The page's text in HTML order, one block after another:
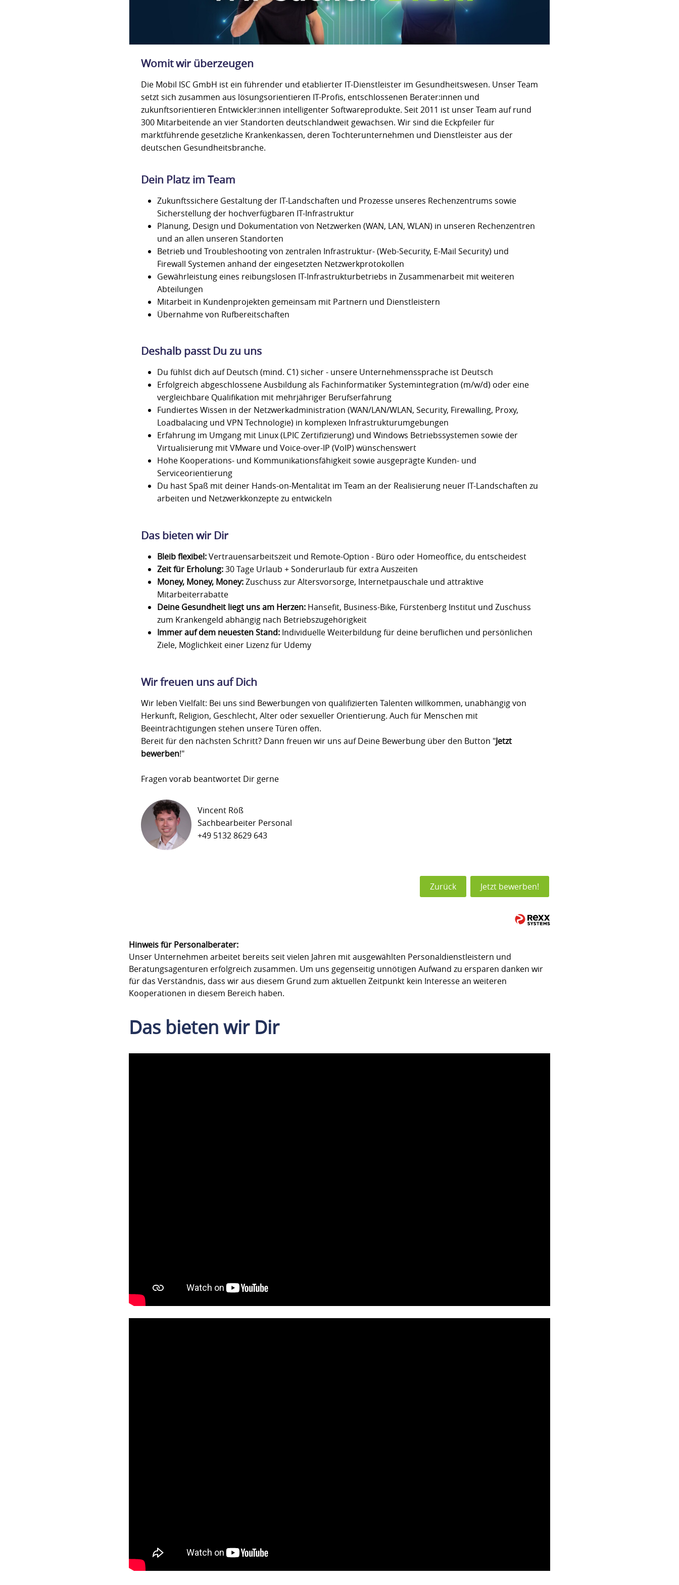
Womit wir überzeugen
Die Mobil ISC GmbH ist ein führender und etablierter IT-Dienstleister im Gesundheitswesen. Unser Team
setzt sich zusammen aus lösungsorientieren IT-Profis, entschlossenen Berater:innen und
zukunftsorientieren Entwickler:innen intelligenter Softwareprodukte. Seit 2011 ist unser Team auf rund
300 Mitarbeitende an vier Standorten deutschlandweit gewachsen. Wir sind die Eckpfeiler für
marktführende gesetzliche Krankenkassen, deren Tochterunternehmen und Dienstleister aus der
deutschen Gesundheitsbranche.
Dein Platz im Team
Zukunftssichere Gestaltung der IT-Landschaften und Prozesse unseres Rechenzentrums sowie
Sicherstellung der hochverfügbaren IT-Infrastruktur
Planung, Design und Dokumentation von Netzwerken (WAN, LAN, WLAN) in unseren Rechenzentren
und an allen unseren Standorten
Betrieb und Troubleshooting von zentralen Infrastruktur- (Web-Security, E-Mail Security) und
Firewall Systemen anhand der eingesetzten Netzwerkprotokollen
Gewährleistung eines reibungslosen IT-Infrastrukturbetriebs in Zusammenarbeit mit weiteren
Abteilungen
Mitarbeit in Kundenprojekten gemeinsam mit Partnern und Dienstleistern
Übernahme von Rufbereitschaften
Deshalb passt Du zu uns
Du fühlst dich auf Deutsch (mind. C1) sicher - unsere Unternehmenssprache ist Deutsch
Erfolgreich abgeschlossene Ausbildung als Fachinformatiker Systemintegration (m/w/d) oder eine
vergleichbare Qualifikation mit mehrjähriger Berufserfahrung
Fundiertes Wissen in der Netzwerkadministration (WAN/LAN/WLAN, Security, Firewalling, Proxy,
Loadbalacing und VPN Technologie) in komplexen Infrastrukturumgebungen
Erfahrung im Umgang mit Linux (LPIC Zertifizierung) und Windows Betriebssystemen sowie der
Virtualisierung mit VMware und Voice-over-IP (VoIP) wünschenswert
Hohe Kooperations- und Kommunikationsfähigkeit sowie ausgeprägte Kunden- und
Serviceorientierung
Du hast Spaß mit deiner Hands-on-Mentalität im Team an der Realisierung neuer IT-Landschaften zu
arbeiten und Netzwerkkonzepte zu entwickeln
Das bieten wir Dir
Bleib flexibel:Vertrauensarbeitszeit und Remote-Option - Büro oder Homeoffice, du entscheidest
Zeit für Erholung:30 Tage Urlaub + Sonderurlaub für extra Auszeiten
Money, Money, Money:Zuschuss zur Altersvorsorge, Internetpauschale und attraktive
Mitarbeiterrabatte
Deine Gesundheit liegt uns am Herzen: Hansefit, Business-Bike, Fürstenberg Institut und Zuschuss
zum Krankengeld abhängig nach Betriebszugehörigkeit
Immer auf dem neuesten Stand: Individuelle Weiterbildung für deine beruflichen und persönlichen
Ziele, Möglichkeit einer Lizenz für Udemy
Wir freuen uns auf Dich
Wir leben Vielfalt: Bei uns sind Bewerbungen von qualifizierten Talenten willkommen, unabhängig von
Herkunft, Religion, Geschlecht, Alter oder sexueller Orientierung. Auch für Menschen mit
Beeinträchtigungen stehen unsere Türen offen.
Bereit für den nächsten Schritt? Dann freuen wir uns auf Deine Bewerbung über den Button "Jetzt
bewerben!"
Fragen vorab beantwortet Dir gerne
Vincent Röß
Sachbearbeiter Personal
+49 5132 8629 643
Zurück Jetzt bewerben!
Hinweis für Personalberater:
Unser Unternehmen arbeitet bereits seit vielen Jahren mit ausgewählten Personaldienstleistern und
Beratungsagenturen erfolgreich zusammen. Um uns gegenseitig unnötigen Aufwand zu ersparen danken wir
für das Verständnis, dass wir aus diesem Grund zum aktuellen Zeitpunkt kein Interesse an weiteren
Kooperationen in diesem Bereich haben.
Das bieten wir Dir